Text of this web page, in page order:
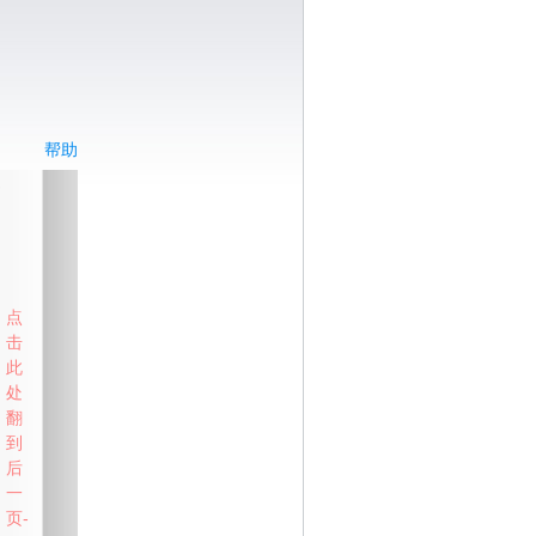
帮助
点
击
此
处
翻
到
后
一
页-